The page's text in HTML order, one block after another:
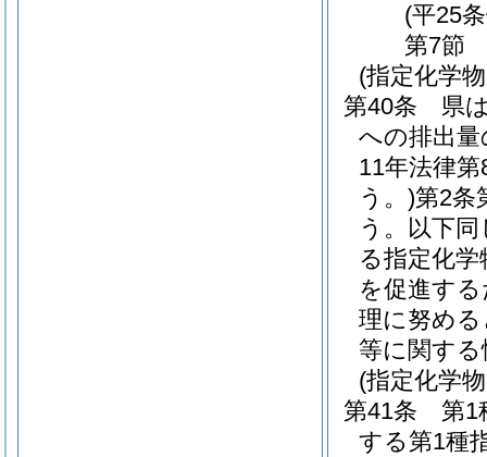
(平25
第7節
(指定化学
第40条
県
への排出
11年法律
う。)第2条
う。以下同
る指定化
を促進す
理に努め
等に関す
(指定化学
第41条
第1
する第1種